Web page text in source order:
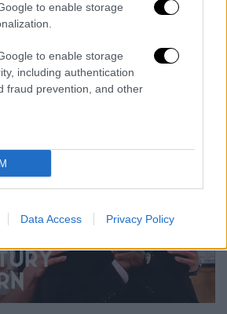
to enable storage
to enable storage
including authentication
fraud prevention, and other
Data Access Privacy Policy
ή σημαντικές από τις
η ζωή των queer ατόμων δεν
Ότι το να γελάς με
ζήσει, πονέσει και
άλλη βαρύτητα.
video